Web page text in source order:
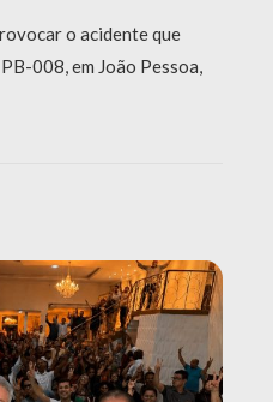
o acidente que
008, em João Pessoa,